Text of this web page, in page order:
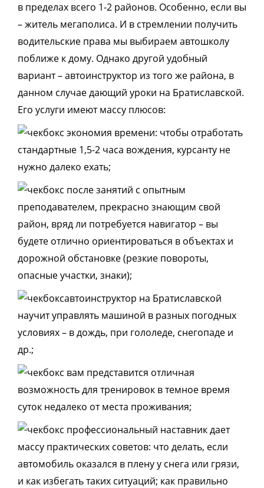
в пределах всего 1-2 районов. Особенно, если вы
– житель мегаполиса. И в стремлении получить
водительские права мы выбираем автошколу
поближе к дому. Однако другой удобный
вариант – автоинструктор из того же района, в
данном случае дающий уроки на Братиславской.
Его услуги имеют массу плюсов:
экономия времени: чтобы отработать
стандартные 1,5-2 часа вождения, курсанту не
нужно далеко ехать;
после занятий с опытным
преподавателем, прекрасно знающим свой
район, вряд ли потребуется навигатор – вы
будете отлично ориентироваться в объектах и
дорожной обстановке (резкие повороты,
опасные участки, знаки);
автоинструктор на Братиславской
научит управлять машиной в разных погодных
условиях – в дождь, при гололеде, снегопаде и
др.;
вам представится отличная
возможность для тренировок в темное время
суток недалеко от места проживания;
профессиональный наставник дает
массу практических советов: что делать, если
автомобиль оказался в плену у снега или грязи,
и как избегать таких ситуаций; как правильно